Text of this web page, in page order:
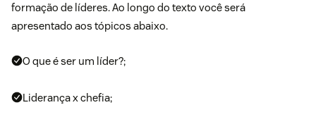
formação de líderes. Ao longo do texto você será
apresentado aos tópicos abaixo.
O que é ser um líder?;
Liderança x chefia;